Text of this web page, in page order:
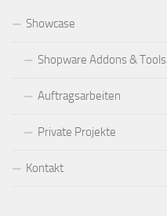
Showcase
Shopware Addons & Tools
Auftragsarbeiten
Private Projekte
Kontakt